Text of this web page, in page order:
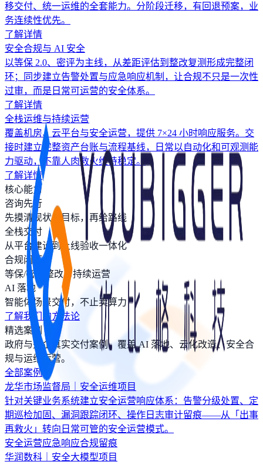
移交付、统一运维的全套能力。分阶段迁移，有回退预案，业
务连续性优先。
了解详情
安全合规与 AI 安全
以等保 2.0、密评为主线，从差距评估到整改复测形成完整闭
环；同步建立告警处置与应急响应机制，让合规不只是一次性
过审，而是日常可运营的安全体系。
了解详情
全栈运维与持续运营
覆盖机房、云平台与安全运营，提供 7×24 小时响应服务。交
接时建立完整资产台账与流程基线，日常以自动化和可观测能
力驱动，不靠人肉救火维持稳定。
了解详情
核心能力
咨询先行
先摸清现状与目标，再给路线
全栈交付
从平台建设到上线验收一体化
合规闭环
等保/密评整改与持续运营
AI 落地
智能体场景交付，不止卖算力
了解我们的方法论
精选案例
政府与央企真实交付案例，覆盖 AI 落地、云化改造、安全合
规与运维运营。
全部案例
龙华市场监督局｜安全运维项目
针对关键业务系统建立安全运营响应体系：告警分级处置、定
期巡检加固、漏洞跟踪闭环、操作日志审计留痕——从「出事
再救火」转向日常可管的安全运营模式。
安全运营应急响应合规留痕
华润数科｜安全大模型项目